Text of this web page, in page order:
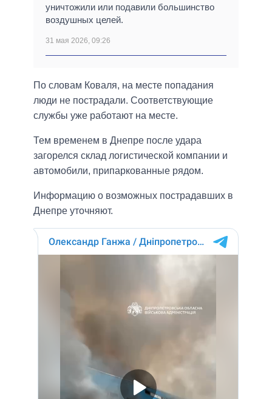
уничтожили или подавили большинство
воздушных целей.
31 мая 2026, 09:26
По словам Коваля, на месте попадания
люди не пострадали. Соответствующие
службы уже работают на месте.
Тем временем в Днепре после удара
загорелся склад логистической компании и
автомобили, припаркованные рядом.
Информацию о возможных пострадавших в
Днепре уточняют.